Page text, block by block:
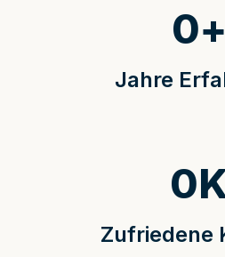
Jahre
0+
Zufriedene
0